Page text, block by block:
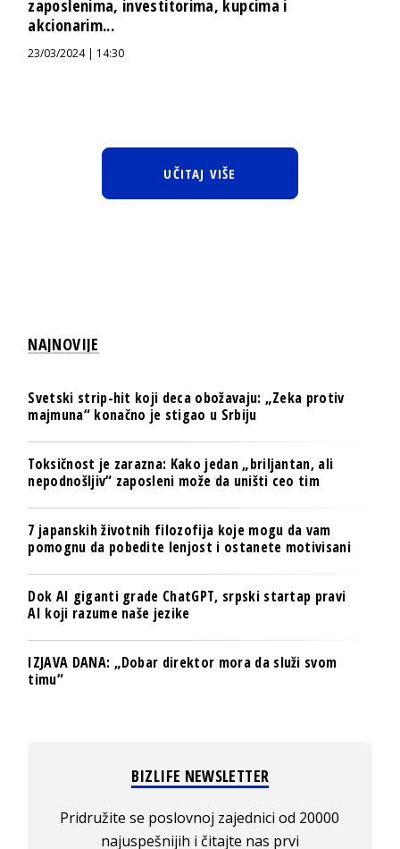
zaposlenima, investitorima, kupcima i
akcionarim...
23/03/2024 | 14:30
UČITAJ VIŠE
NAJNOVIJE
Svetski strip-hit koji deca obožavaju: „Zeka protiv
majmuna“ konačno je stigao u Srbiju
Toksičnost je zarazna: Kako jedan „briljantan, ali
nepodnošljiv“ zaposleni može da uništi ceo tim
7 japanskih životnih filozofija koje mogu da vam
pomognu da pobedite lenjost i ostanete motivisani
Dok AI giganti grade ChatGPT, srpski startap pravi
AI koji razume naše jezike
IZJAVA DANA: „Dobar direktor mora da služi svom
timu“
BIZLIFE NEWSLETTER
Pridružite se poslovnoj zajednici od 20000
najuspešnijih i čitajte nas prvi